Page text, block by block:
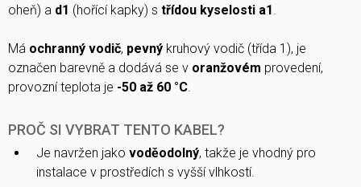
oheň) a d1 (hořící kapky) s třídou kyselosti a1 .
Má ochranný vodič, pevný kruhový vodič (třída 1), je
označen barevně a dodává se v oranžovém provedení,
provozní teplota je -50 až 60 °C.
PROČ SI VYBRAT TENTO KABEL?
Je navržen jako voděodolný, takže je vhodný pro
instalace v prostředích s vyšší vlhkostí.